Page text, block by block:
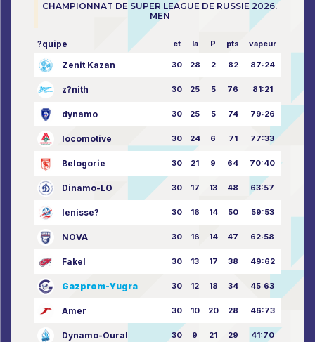
CHAMPIONNAT DE SUPER LEAGUE DE RUSSIE 2026.
MEN
?quipe et la P pts vapeur
Zenit Kazan 30 28 2 82 87:24
z?nith 30 25 5 76 81:21
dynamo 30 25 5 74 79:26
locomotive 30 24 6 71 77:33
Belogorie 30 21 9 64 70:40
Dinamo-LO 30 17 13 48 63:57
Ienisse? 30 16 14 50 59:53
NOVA 30 16 14 47 62:58
Fakel 30 13 17 38 49:62
Gazprom-Yugra 30 12 18 34 45:63
Amer 30 10 20 28 46:73
Dynamo-Oural 30 9 21 29 41:70